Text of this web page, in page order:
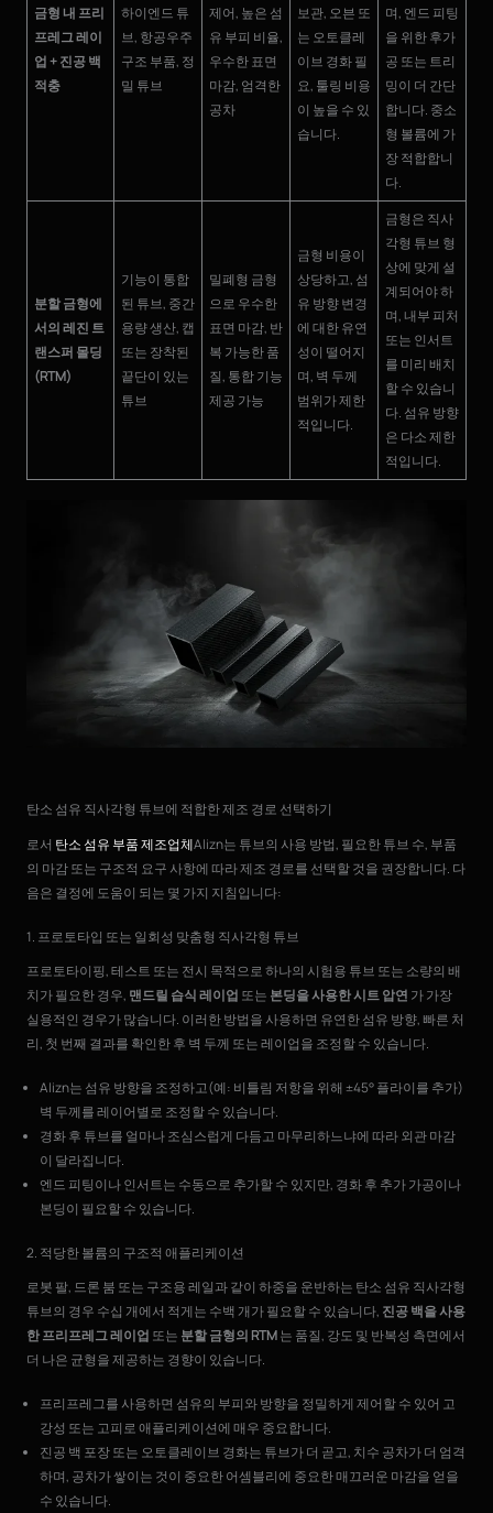
금형 내 프리
프레그 레이
업 + 진공 백
적충
하이엔드 튜
브, 항공우주
구조 부품, 정
밀 튜브
제어, 높은 섬
유 부피 비율,
우수한 표면
마감, 엄격한
공차
보관, 오븐 또
는 오토클레
이브 경화 필
요, 툴링 비용
이 높을 수 있
습니다.
며, 엔드 피팅
을 위한 후가
공 또는 트리
밍이 더 간단
합니다. 중소
형 볼륨에 가
장 적합합니
다.
분할 금형에
서의 레진 트
랜스퍼 몰딩
(RTM)
기능이 통합
된 튜브, 중간
용량 생산, 캡
또는 장착된
끝단이 있는
튜브
밀폐형 금형
으로 우수한
표면 마감, 반
복 가능한 품
질, 통합 기능
제공 가능
금형 비용이
상당하고, 섬
유 방향 변경
에 대한 유연
성이 떨어지
며, 벽 두께
범위가 제한
적입니다.
금형은 직사
각형 튜브 형
상에 맞게 설
계되어야 하
며, 내부 피처
또는 인서트
를 미리 배치
할 수 있습니
다. 섬유 방향
은 다소 제한
적입니다.
탄소 섬유 직사각형 튜브에 적합한 제조 경로 선택하기
로서 탄소 섬유 부품 제조업체Alizn는 튜브의 사용 방법, 필요한 튜브 수, 부품
의 마감 또는 구조적 요구 사항에 따라 제조 경로를 선택할 것을 권장합니다. 다
음은 결정에 도움이 되는 몇 가지 지침입니다:
1. 프로토타입 또는 일회성 맞춤형 직사각형 튜브
프로토타이핑, 테스트 또는 전시 목적으로 하나의 시험용 튜브 또는 소량의 배
치가 필요한 경우, 맨드릴 습식 레이업 또는 본딩을 사용한 시트 압연 가 가장
실용적인 경우가 많습니다. 이러한 방법을 사용하면 유연한 섬유 방향, 빠른 처
리, 첫 번째 결과를 확인한 후 벽 두께 또는 레이업을 조정할 수 있습니다.
Alizn는 섬유 방향을 조정하고(예: 비틀림 저항을 위해 ±45° 플라이를 추가)
벽 두께를 레이어별로 조정할 수 있습니다.
경화 후 튜브를 얼마나 조심스럽게 다듬고 마무리하느냐에 따라 외관 마감
이 달라집니다.
엔드 피팅이나 인서트는 수동으로 추가할 수 있지만, 경화 후 추가 가공이나
본딩이 필요할 수 있습니다.
2. 적당한 볼륨의 구조적 애플리케이션
로봇 팔, 드론 붐 또는 구조용 레일과 같이 하중을 운반하는 탄소 섬유 직사각형
튜브의 경우 수십 개에서 적게는 수백 개가 필요할 수 있습니다, 진공 백을 사용
한 프리프레그 레이업 또는 분할 금형의 RTM는 품질, 강도 및 반복성 측면에서
더 나은 균형을 제공하는 경향이 있습니다.
프리프레그를 사용하면 섬유의 부피와 방향을 정밀하게 제어할 수 있어 고
강성 또는 고피로 애플리케이션에 매우 중요합니다.
진공 백 포장 또는 오토클레이브 경화는 튜브가 더 곧고, 치수 공차가 더 엄격
하며, 공차가 쌓이는 것이 중요한 어셈블리에 중요한 매끄러운 마감을 얻을
수 있습니다.